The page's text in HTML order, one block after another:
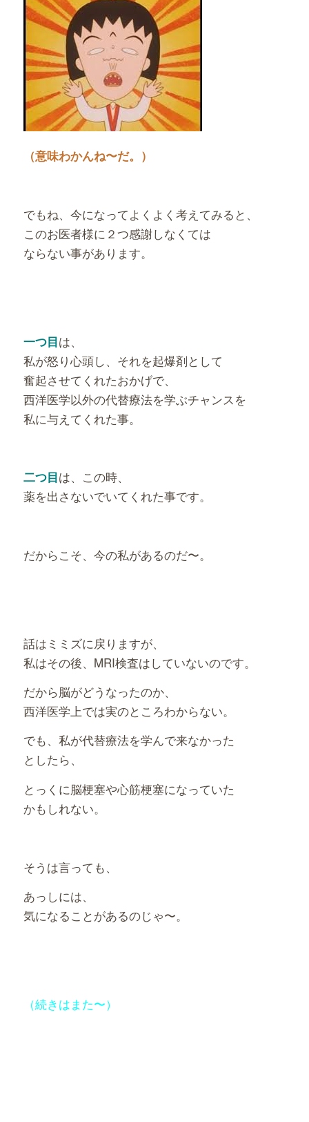
（意味わかんね〜だ。）
でもね、今になってよくよく考えてみると、
このお医者様に２つ感謝しなくては
ならない事があります。
一つ目は、
私が怒り心頭し、それを起爆剤として
奮起させてくれたおかげで、
西洋医学以外の代替療法を学ぶチャンスを
私に与えてくれた事。
二つ目は、この時、
薬を出さないでいてくれた事です。
だからこそ、今の私があるのだ〜。
話はミミズに戻りますが、
私はその後、MRI検査はしていないのです。
だから脳がどうなったのか、
西洋医学上では実のところわからない。
でも、私が代替療法を学んで来なかった
としたら、
とっくに脳梗塞や心筋梗塞になっていた
かもしれない。
そうは言っても、
あっしには、
気になることがあるのじゃ〜。
（続きはまた〜）